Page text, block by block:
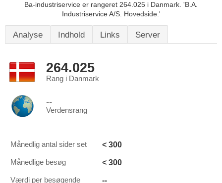
Ba-industriservice er rangeret 264.025 i Danmark. 'B.A.
Industriservice A/S. Hovedside.'
Analyse Indhold Links Server
264.025
Rang i Danmark
--
Verdensrang
Månedlig antal sider set < 300
Månedlige besøg < 300
Værdi per besøgende --